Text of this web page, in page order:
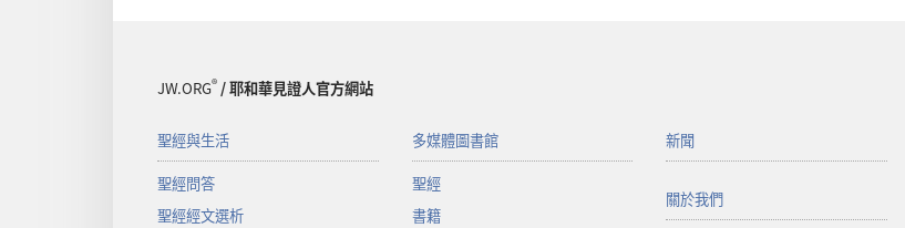
JW.ORG®/ 耶和華見證人官方網站
聖經與生活
聖經問答
聖經經文選析
多媒體圖書館
聖經
書籍
新聞
關於我們